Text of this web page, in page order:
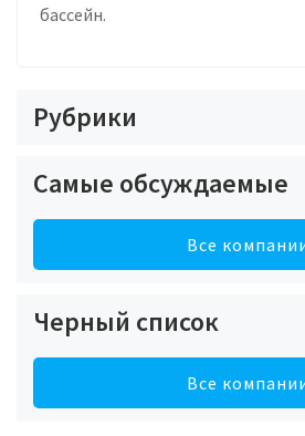
бассейн.
Рубрики
Самые обсуждаемые
Все
Черный список
Все